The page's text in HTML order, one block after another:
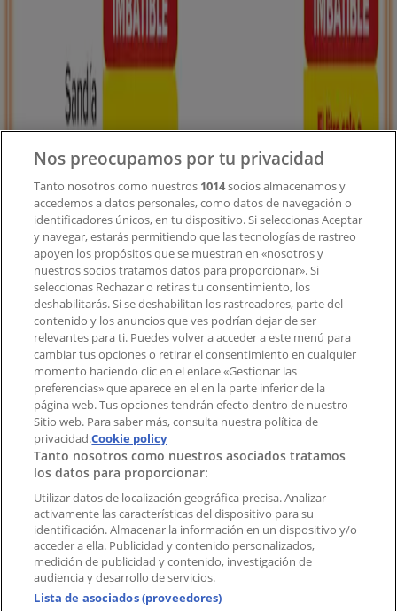
¿Qué hacemos?
Soluciones para empresas
Noticias y prensa
Trabaja con nosotros
Contacto comercial y de marketing
Tienda mal colocada en el mapa
Notificar un folleto
¿Encontraste un problema en la web o en la
aplicación?
Índices
Marcas
Marcas locales
Negocios
Negocios cercanos
Productos
Productos locales
Ciudades
Descargar la APP Tiendeo
Nos preocupamos por tu privacidad
Tanto nosotros como nuestros 1014socios almacenamos y
accedemos a datos personales, como datos de navegación o
identificadores únicos, en tu dispositivo. Si seleccionas Aceptar
y navegar, estarás permitiendo que las tecnologías de rastreo
apoyen los propósitos que se muestran en «nosotros y
nuestros socios tratamos datos para proporcionar». Si
seleccionas Rechazar o retiras tu consentimiento, los
deshabilitarás. Si se deshabilitan los rastreadores, parte del
contenido y los anuncios que ves podrían dejar de ser
relevantes para ti. Puedes volver a acceder a este menú para
cambiar tus opciones o retirar el consentimiento en cualquier
momento haciendo clic en el enlace «Gestionar las
preferencias» que aparece en el en la parte inferior de la
página web. Tus opciones tendrán efecto dentro de nuestro
Sitio web. Para saber más, consulta nuestra política de
privacidad.Cookie policy
Tanto nosotros como nuestros asociados tratamos
los datos para proporcionar:
Utilizar datos de localización geográfica precisa. Analizar
activamente las características del dispositivo para su
identificación. Almacenar la información en un dispositivo y/o
acceder a ella. Publicidad y contenido personalizados,
medición de publicidad y contenido, investigación de
audiencia y desarrollo de servicios.
Lista de asociados (proveedores)